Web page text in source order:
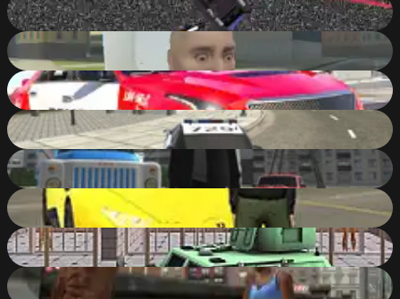
78%
Grand Skibidi Town
78%
Police Car Cop Real Simulator
82%
Police Cop Driver Simulator
82%
Russian Grand City Auto
84
Grand City Car Thief
85
Prisonier Transport Simulator 2019
88%
Gangster City Crime